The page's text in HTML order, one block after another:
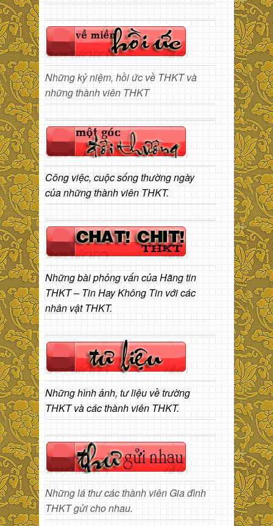
Những kỷ niệm, hồi ức về THKT và
những thành viên THKT
Công việc, cuộc sống thường ngày
của những thành viên THKT.
Những bài phỏng vấn của Hãng tin
THKT – Tin Hay Không Tin với các
nhân vật THKT.
Những hình ảnh, tư liệu về trường
THKT và các thành viên THKT.
Những lá thư các thành viên Gia đình
THKT gửi cho nhau.